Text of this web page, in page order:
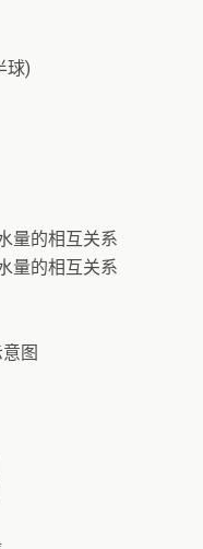
球)
量的相互关系
量的相互关系
图